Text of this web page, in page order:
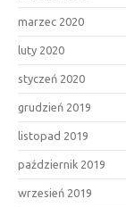
marzec 2020
luty 2020
styczeń 2020
grudzień 2019
listopad 2019
październik 2019
wrzesień 2019